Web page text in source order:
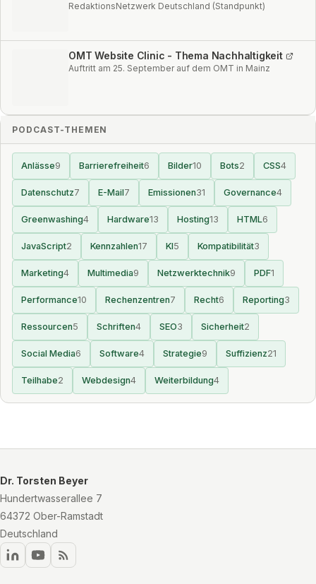
RedaktionsNetzwerk Deutschland (Standpunkt)
OMT Website Clinic - Thema Nachhaltigkeit
Auftritt am 25. September auf dem OMT in Mainz
PODCAST-THEMEN
Anlässe9 Barrierefreiheit6 Bilder10 Bots2 CSS4
Datenschutz7 E-Mail7 Emissionen31 Governance4
Greenwashing4 Hardware13 Hosting13 HTML6
JavaScript2 Kennzahlen17 KI5 Kompatibilität3
Marketing4 Multimedia9 Netzwerktechnik9 PDF1
Performance10 Rechenzentren7 Recht6 Reporting3
Ressourcen5 Schriften4 SEO3 Sicherheit2
Social Media6 Software4 Strategie9 Suffizienz21
Teilhabe2 Webdesign4 Weiterbildung4
Dr. Torsten Beyer
Hundertwasserallee 7
64372 Ober-Ramstadt
Deutschland